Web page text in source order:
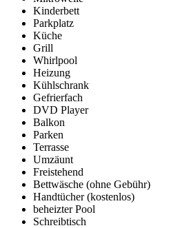
Kinderbett
Parkplatz
Küche
Grill
Whirlpool
Heizung
Kühlschrank
Gefrierfach
DVD Player
Balkon
Parken
Terrasse
Umzäunt
Freistehend
Bettwäsche (ohne Gebühr)
Handtücher (kostenlos)
beheizter Pool
Schreibtisch